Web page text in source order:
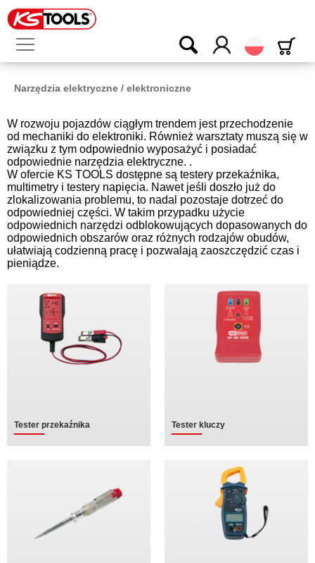
Polski
Narzędzia elektryczne / elektroniczne
W rozwoju pojazdów ciągłym trendem jest przechodzenie
od mechaniki do elektroniki. Również warsztaty muszą się w
związku z tym odpowiednio wyposażyć i posiadać
odpowiednie narzędzia elektryczne. .
W ofercie KS TOOLS dostępne są testery przekaźnika,
multimetry i testery napięcia. Nawet jeśli doszło już do
zlokalizowania problemu, to nadal pozostaje dotrzeć do
odpowiedniej części. W takim przypadku użycie
odpowiednich narzędzi odblokowujących dopasowanych do
odpowiednich obszarów oraz różnych rodzajów obudów,
ułatwiają codzienną pracę i pozwalają zaoszczędzić czas i
pieniądze.
Tester przekaźnika Tester kluczy